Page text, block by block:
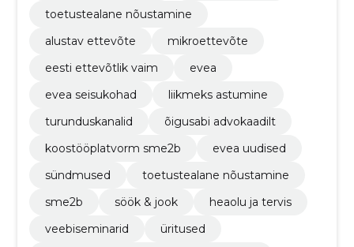
toetustealane nõustamine
alustav ettevõte
mikroettevõte
eesti ettevõtlik vaim
evea
evea seisukohad
liikmeks astumine
turunduskanalid
õigusabi advokaadilt
koostööplatvorm sme2b
evea uudised
sündmused
toetustealane nõustamine
sme2b
söök & jook
heaolu ja tervis
veebiseminarid
üritused